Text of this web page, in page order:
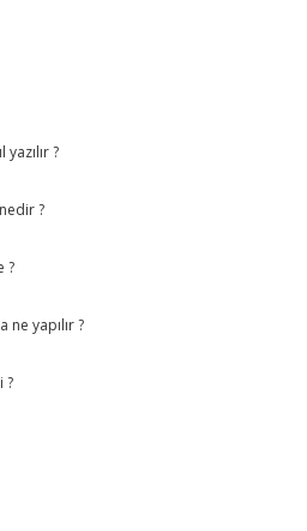
?
?
?
ne yapılır ?
?